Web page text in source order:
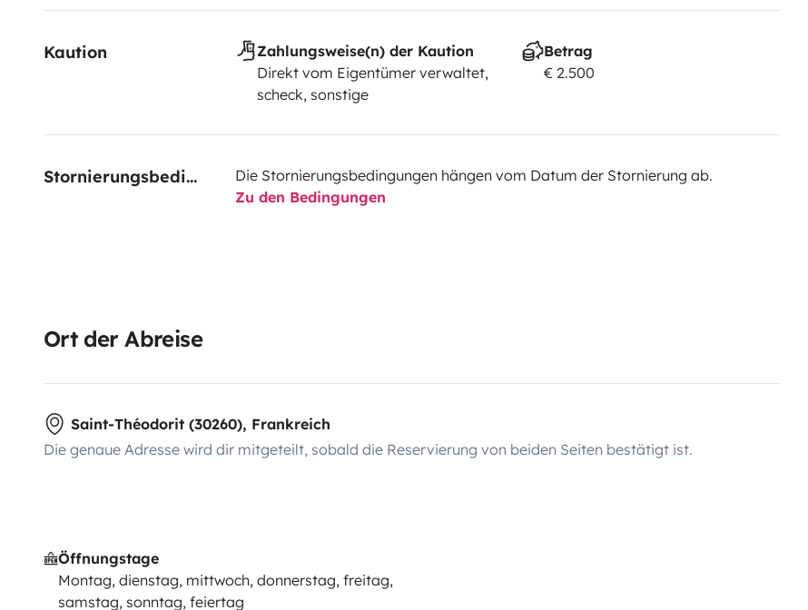
Kaution
Zahlungsweise(n) der Kaution
Direkt vom Eigentümer verwaltet,
scheck, sonstige
Betrag
€ 2.500
Stornierungsbedingungen
Die Stornierungsbedingungen hängen vom Datum der Stornierung ab.
Zu den Bedingungen
Ort der Abreise
Saint-Théodorit (30260), Frankreich
Die genaue Adresse wird dir mitgeteilt, sobald die Reservierung von beiden Seiten bestätigt ist.
Öffnungstage
Montag, dienstag, mittwoch, donnerstag, freitag,
samstag, sonntag, feiertag